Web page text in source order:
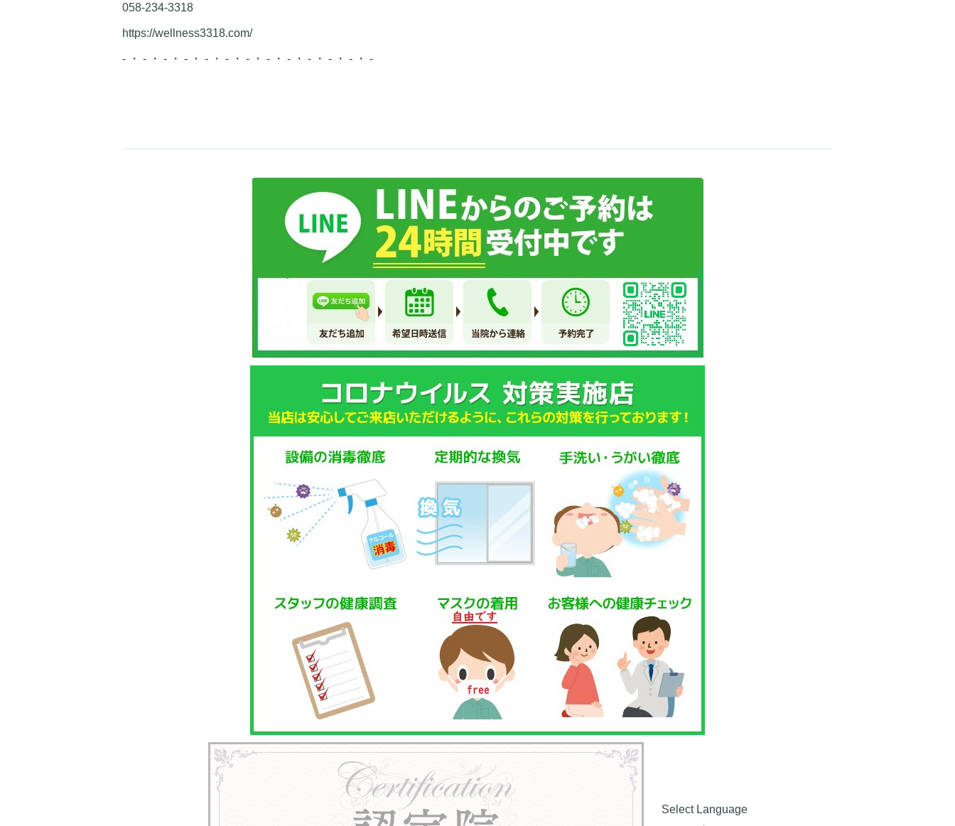
058-234-3318
https://wellness3318.com/
- ・ - ・ - ・ - ・ - ・ - ・ - ・ - ・ - ・ - ・ - ・ - ・ -
Select Language